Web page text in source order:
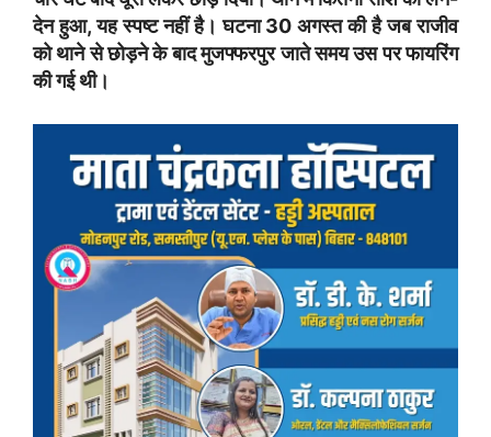
देन हुआ, यह स्पष्ट नहीं है। घटना 30 अगस्त की है जब राजीव
को थाने से छोड़ने के बाद मुजफ्फरपुर जाते समय उस पर फायरिंग
की गई थी।